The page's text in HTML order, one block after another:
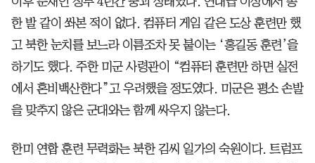
한 발 같이 쏴본 적이 없다. 컴퓨터 게임 같은 도상 훈련만 했
고 북한 눈치를 보느라 이름조차 못 붙이는 ‘홍길동 훈련’을
하기도 했다. 주한 미군 사령관이 “컴퓨터 훈련만 하면 실전
에서 혼비백산한다”고 우려했을 정도였다. 미군은 평소 손발
을 맞추지 않은 군대와는 함께 싸우지 않는다.
한미 연합 훈련 무력화는 북한 김씨 일가의 숙원이다. 트럼프